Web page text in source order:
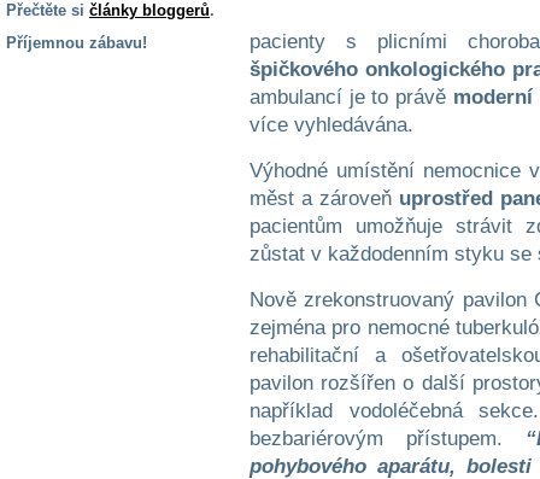
Přečtěte si články bloggerů.
Příjemnou zábavu!
pacienty s plicními
špičkového onkologického
ambulancí je to právě moderní
více vyhledávána.
Výhodné umístění nemocnice
měst a zároveň uprostřed
pacientům umožňuje strávit
zůstat v každodenním styku
Nově zrekonstruovaný
zejména pro nemocné
rehabilitační a
pavilon rozšířen o další
například vodoléčebná
bezbariérovým přístupem.
pohybového aparátu,